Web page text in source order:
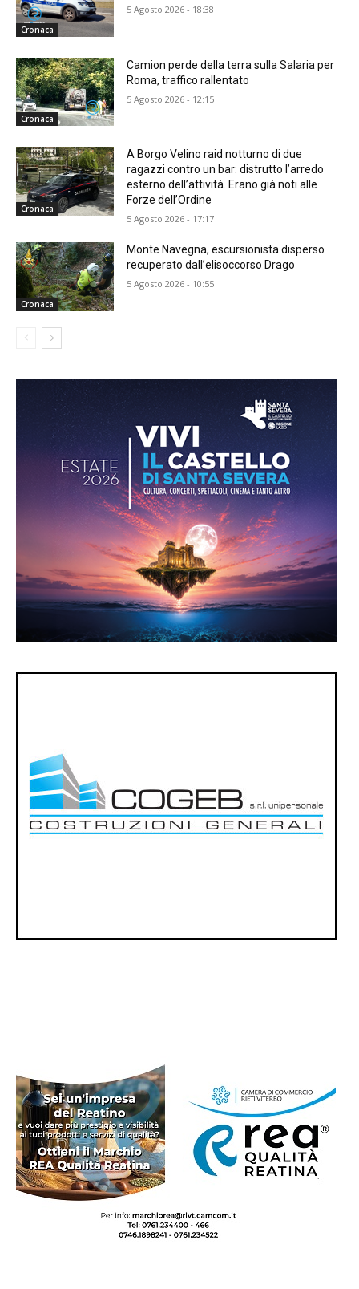
Cronaca
5 Agosto 2026 - 18:38
Cronaca
Camion perde della terra sulla Salaria per
Roma, traffico rallentato
5 Agosto 2026 - 12:15
Cronaca
A Borgo Velino raid notturno di due
ragazzi contro un bar: distrutto l’arredo
esterno dell’attività. Erano già noti alle
Forze dell’Ordine
5 Agosto 2026 - 17:17
Cronaca
Monte Navegna, escursionista disperso
recuperato dall’elisoccorso Drago
5 Agosto 2026 - 10:55